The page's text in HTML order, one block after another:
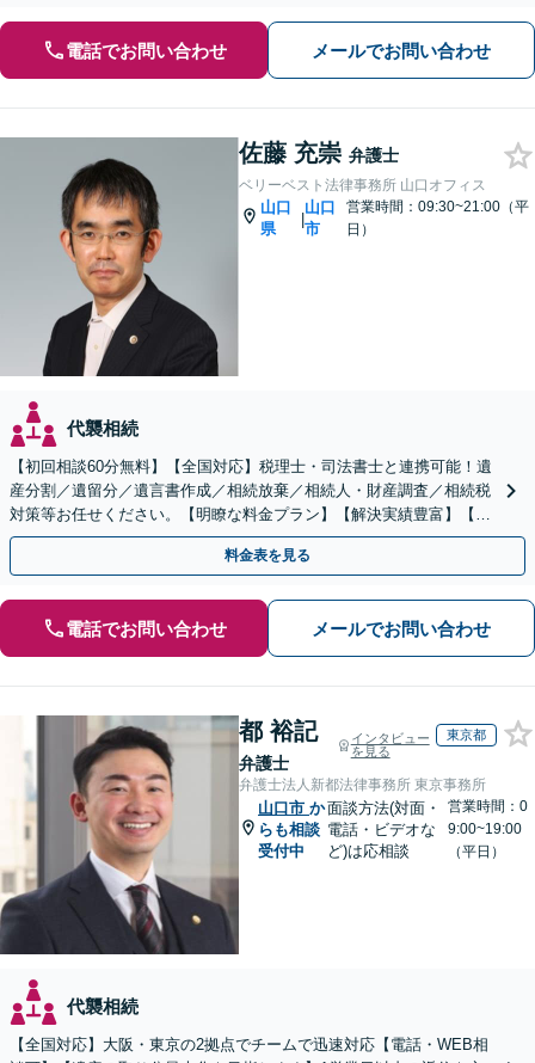
電話でお問い合わせ メールでお問い合わせ
佐藤 充崇 弁護士
ベリーベスト法律事務所 山口オフィス
山口
県
|
山口
市
営業時間：09:30~21:00（平
日）
代襲相続
【初回相談60分無料】【全国対応】税理士・司法書士と連携可能！遺
産分割／遺留分／遺言書作成／相続放棄／相続人・財産調査／相続税
対策等お任せください。【明瞭な料金プラン】【解決実績豊富】【電
話相談可】
料金表を見る
電話でお問い合わせ メールでお問い合わせ
都 裕記
弁護士
インタビュー
を見る
東京都
弁護士法人新都法律事務所 東京事務所
山口市 か
らも相談
受付中
面談方法(対面・
電話・ビデオな
ど)は応相談
営業時間：0
9:00~19:00
（平日）
代襲相続
【全国対応】大阪・東京の2拠点でチームで迅速対応【電話・WEB相